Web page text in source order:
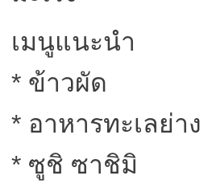
เมนูแนะนำ
* ข้าวผัด
* อาหารทะเลย่าง
* ซูชิ ซาชิมิ